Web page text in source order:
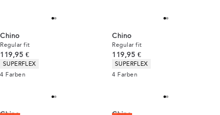
Chino
Regular fit
Preis
119,95 €
Produkteigenschaften
SUPERFLEX
4 Farben
Chino
Regular fit
Preis
119,95 €
Produkteigenschaften
SUPERFLEX
4 Farben